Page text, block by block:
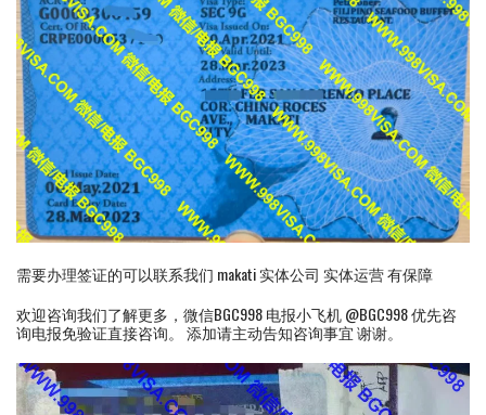
需要办理签证的可以联系我们 makati 实体公司 实体运营 有保障
欢迎咨询我们了解更多，微信BGC998 电报小飞机 @BGC998 优先咨
询电报免验证直接咨询。 添加请主动告知咨询事宜 谢谢。